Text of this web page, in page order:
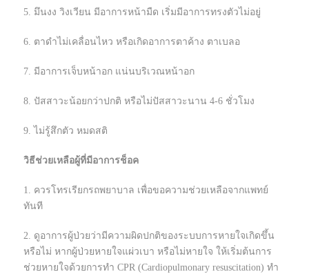
5. มึนงง วิงเวียน มีอาการหน้ามืด เริ่มมีอาการทรงตัวไม่อยู่
6. ตาดำไม่เคลื่อนไหว หรือเกิดอาการตาค้าง ตาเบลอ
7. มีอาการเจ็บหน้าอก แน่นบริเวณหน้าอก
8. ปัสสาวะน้อยกว่าปกติ หรือไม่ปัสสาวะนาน 4-6 ชั่วโมง
9. ไม่รู้สึกตัว หมดสติ
วิธีช่วยเหลือผู้ที่มีอาการช็อค
1. ควรโทรเรียกรถพยาบาล เพื่อขอความช่วยเหลือจากแพทย์
ทันที
2. ดูอาการผู้ป่วยว่ามีความผิดปกติของระบบการหายใจเกิดขึ้น
หรือไม่ หากผู้ป่วยหายใจแผ่วเบา หรือไม่หายใจ ให้เริ่มต้นการ
ช่วยหายใจด้วยการทำ CPR (Cardiopulmonary resuscitation) ทำ